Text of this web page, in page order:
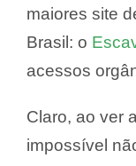
maiores site
Brasil: o
acessos
Claro, ao ver
impossível